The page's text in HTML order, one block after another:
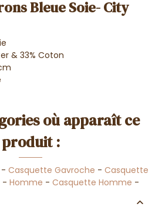
Bleue Soie- City
& 33% Coton
où apparaît ce
produit :
- Casquette Gavroche - Casquette
- Homme - Casquette Homme -